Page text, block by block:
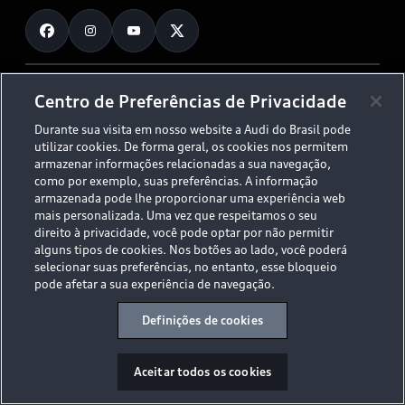
Planejamento de recarga
O Legado do S
Audi Driving Experience
ESG
Tecnologias Audi
Audi Collection
Fale Conosco
Trabalhe Conosco
© 2026 AUDI AG. All Rights Reserved.
Políticas de Privacidade
Código de Conduta
Aviso Legal
Proteção de Dados - LGPD
Sala de Imprensa
Desacelere. Seu bem maior é a vida.
Centro de Preferências de Privacidade
Durante sua visita em nosso website a Audi do Brasil pode
utilizar cookies. De forma geral, os cookies nos permitem
armazenar informações relacionadas a sua navegação,
como por exemplo, suas preferências. A informação
armazenada pode lhe proporcionar uma experiência web
mais personalizada. Uma vez que respeitamos o seu
direito à privacidade, você pode optar por não permitir
alguns tipos de cookies. Nos botões ao lado, você poderá
selecionar suas preferências, no entanto, esse bloqueio
pode afetar a sua experiência de navegação.
Definições de cookies
Aceitar todos os cookies